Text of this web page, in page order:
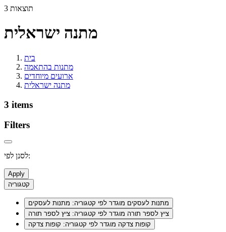
3 תוצאות
מתנה ישראלית
בית
מתנות בהתאמה
ארועים מיוחדים
מתנה ישראלית
3 items
Filters
לסנן לפי:
Apply
קטגוריה
מתנות לעסקים מוגדר לפי קטגוריה: מתנות לעסקים
ציץ לספר תורה מוגדר לפי קטגוריה: ציץ לספר תורה
קופות צדקה מוגדר לפי קטגוריה: קופות צדקה